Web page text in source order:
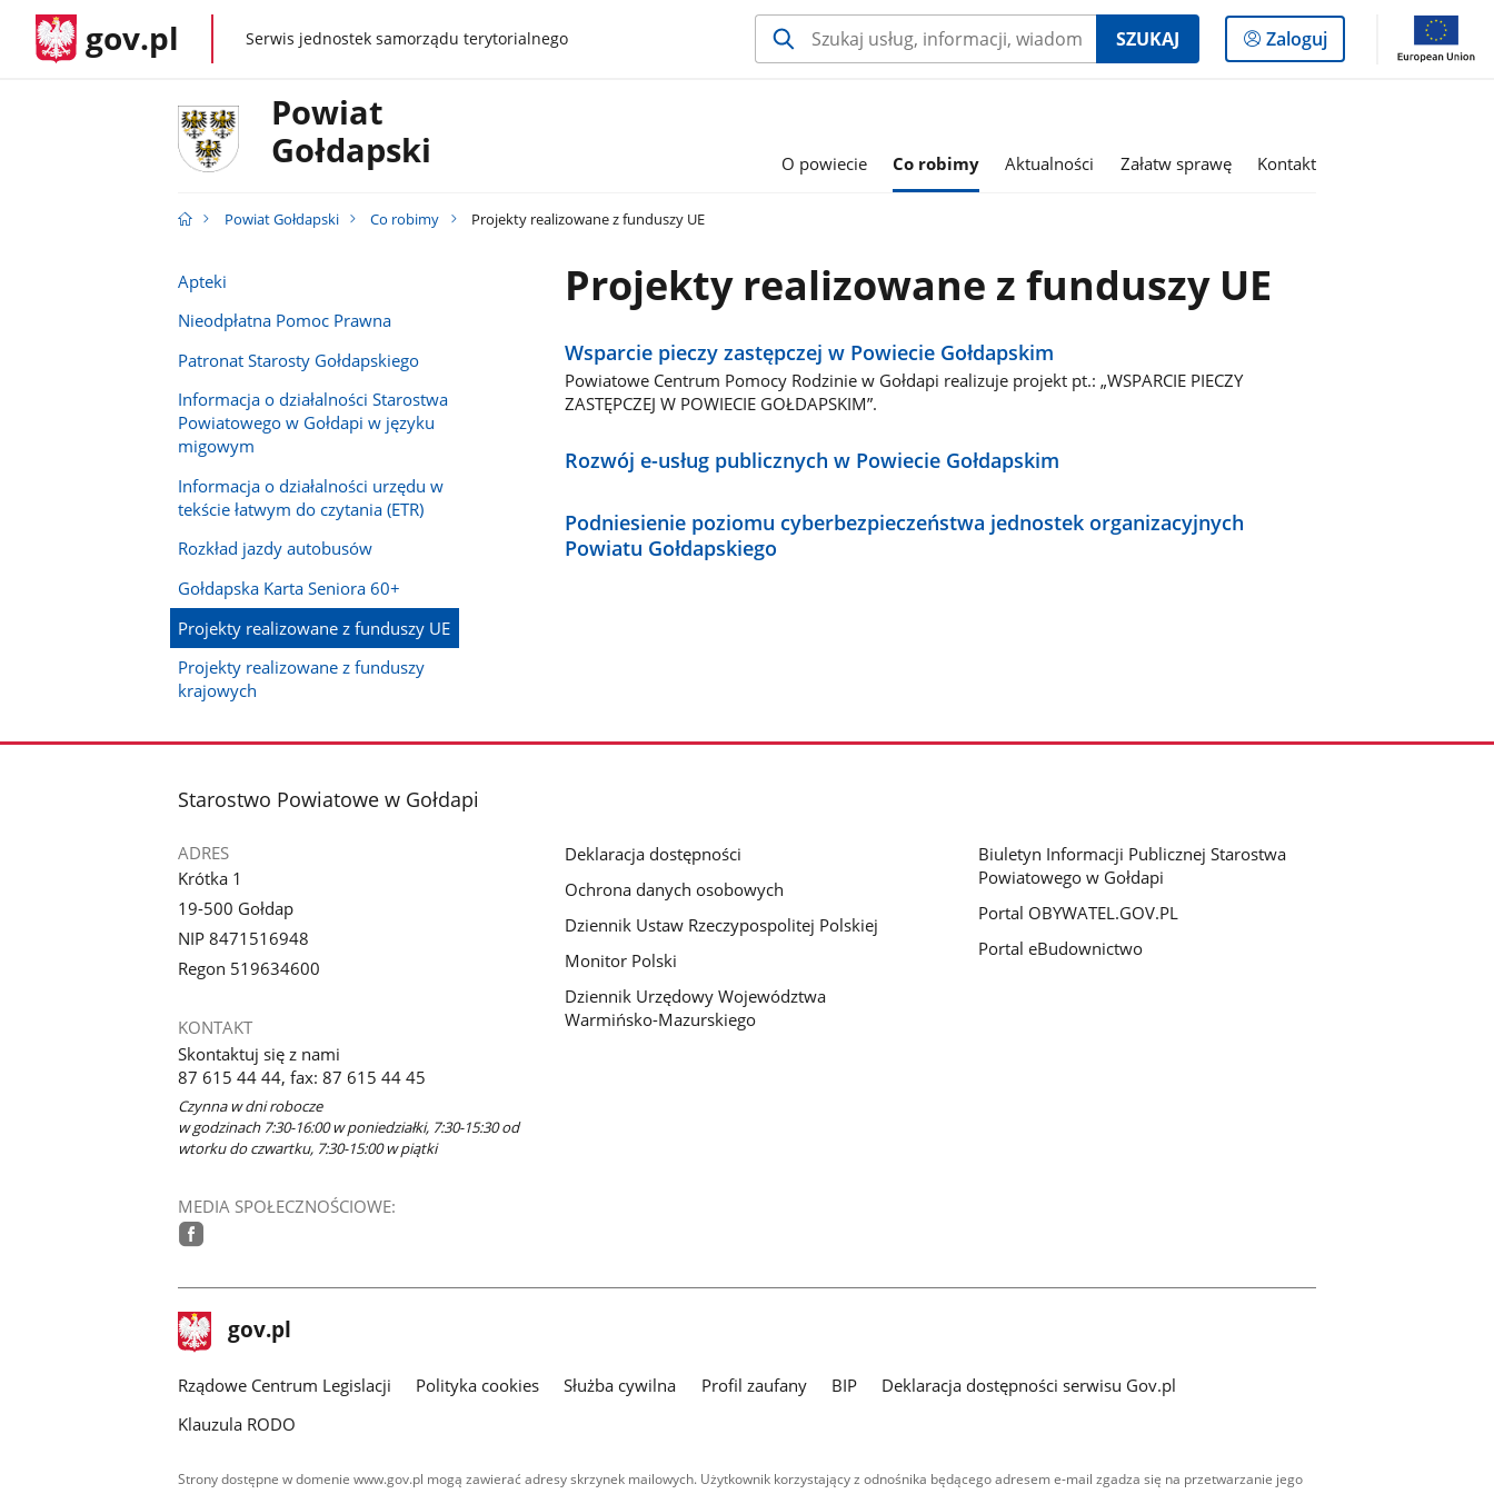
gov.pl gov.plSerwis jednostek samorządu terytorialnego SZUKAJ
Logowanie
do
Zaloguj
Powiat
Gołdapski
O powiecie Co robimy Aktualności Załatw sprawę Kontakt
Powiat Gołdapski Co robimy Projekty realizowane z funduszy UE
Apteki
Nieodpłatna Pomoc Prawna
Patronat Starosty Gołdapskiego
Informacja o działalności Starostwa
Powiatowego w Gołdapi w języku
migowym
Informacja o działalności urzędu w
tekście łatwym do czytania (ETR)
Rozkład jazdy autobusów
Gołdapska Karta Seniora 60+
Projekty realizowane z funduszy UE
Projekty realizowane z funduszy
krajowych
Projekty realizowane z funduszy UE
Wsparcie pieczy zastępczej w Powiecie Gołdapskim
Powiatowe Centrum Pomocy Rodzinie w Gołdapi realizuje projekt pt.: „WSPARCIE PIECZY
ZASTĘPCZEJ W POWIECIE GOŁDAPSKIM”.
Rozwój e-usług publicznych w Powiecie Gołdapskim
Podniesienie poziomu cyberbezpieczeństwa jednostek organizacyjnych
Powiatu Gołdapskiego
stopka
Starostwo Powiatowe w Gołdapi
ADRES
Krótka 1
19-500 Gołdap
NIP 8471516948
Regon 519634600
KONTAKT
Skontaktuj się z nami
87 615 44 44, fax: 87 615 44 45
Czynna w dni robocze
w godzinach 7:30-16:00 w poniedziałki, 7:30-15:30 od
wtorku do czwartku, 7:30-15:00 w piątki
MEDIA SPOŁECZNOŚCIOWE:
Deklaracja dostępności
Ochrona danych osobowych
Dziennik Ustaw Rzeczypospolitej Polskiej
Monitor Polski
Dziennik Urzędowy Województwa
Warmińsko-Mazurskiego
Biuletyn Informacji Publicznej Starostwa
Powiatowego w Gołdapi
Portal OBYWATEL.GOV.PL
Portal eBudownictwo
stopka
gov.pl Strona
gov.pl
Rządowe Centrum Legislacji Polityka cookies Służba cywilna Profil zaufany BIP
Deklaracja dostępności serwisu Gov.pl
Klauzula RODO
Strony dostępne w domenie www.gov.pl mogą zawierać adresy skrzynek mailowych. Użytkownik korzystający z odnośnika będącego adresem e-mail zgadza się na przetwarzanie jego